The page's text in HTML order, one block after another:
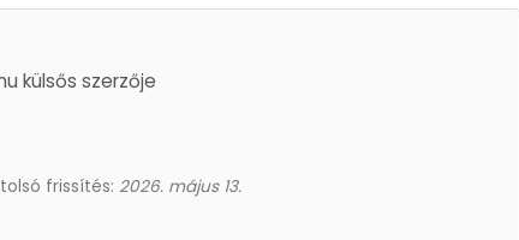
külsős szerzője
frissítés: 2026. május 13.